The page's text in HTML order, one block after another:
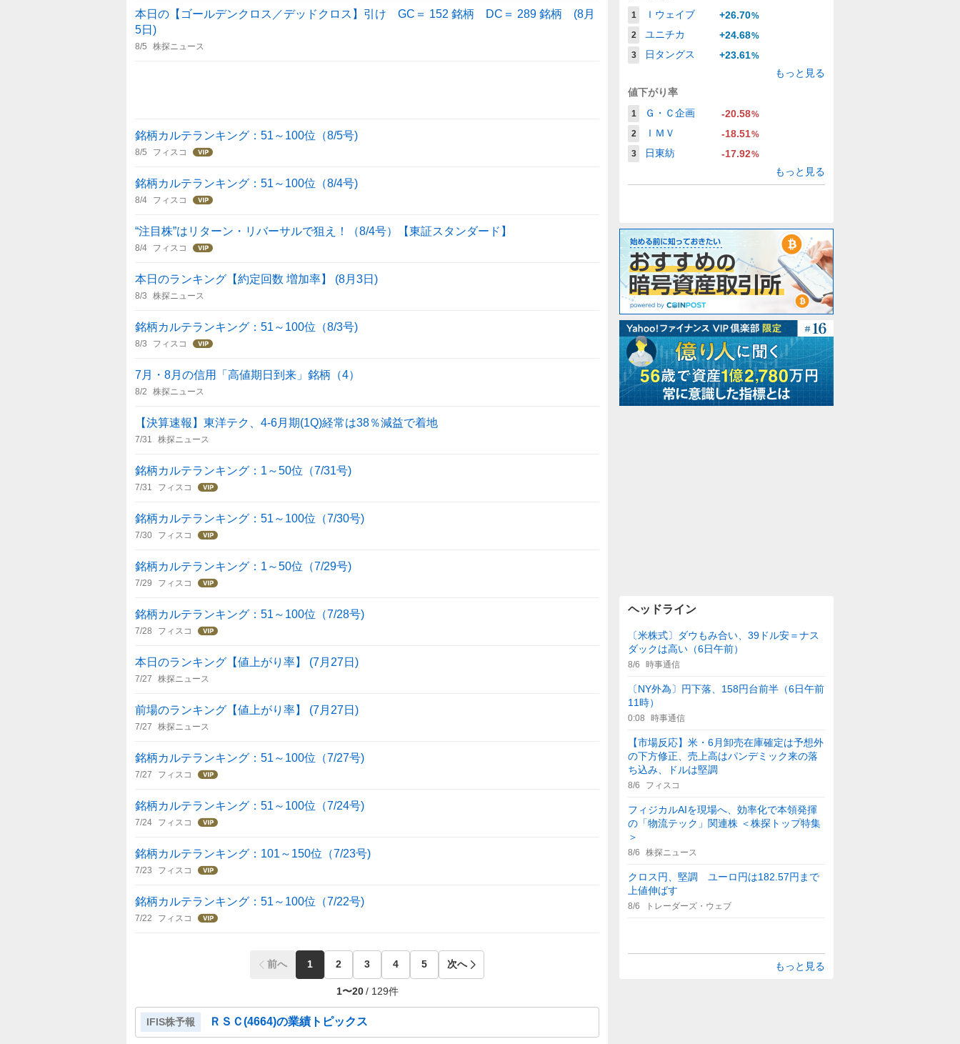
本日の【ゴールデンクロス／デッドクロス】引け GC＝ 152 銘柄 DC＝ 289 銘柄 (8月
5日)
8/5 株探ニュース
銘柄カルテランキング：51～100位（8/5号)
8/5 フィスコ
銘柄カルテランキング：51～100位（8/4号)
8/4 フィスコ
“注目株”はリターン・リバーサルで狙え！（8/4号）【東証スタンダード】
8/4 フィスコ
本日のランキング【約定回数 増加率】 (8月3日)
8/3 株探ニュース
銘柄カルテランキング：51～100位（8/3号)
8/3 フィスコ
7月・8月の信用「高値期日到来」銘柄（4）
8/2 株探ニュース
【決算速報】東洋テク、4-6月期(1Q)経常は38％減益で着地
7/31 株探ニュース
銘柄カルテランキング：1～50位（7/31号)
7/31 フィスコ
銘柄カルテランキング：51～100位（7/30号)
7/30 フィスコ
銘柄カルテランキング：1～50位（7/29号)
7/29 フィスコ
銘柄カルテランキング：51～100位（7/28号)
7/28 フィスコ
本日のランキング【値上がり率】 (7月27日)
7/27 株探ニュース
前場のランキング【値上がり率】 (7月27日)
7/27 株探ニュース
銘柄カルテランキング：51～100位（7/27号)
7/27 フィスコ
銘柄カルテランキング：51～100位（7/24号)
7/24 フィスコ
銘柄カルテランキング：101～150位（7/23号)
7/23 フィスコ
銘柄カルテランキング：51～100位（7/22号)
7/22 フィスコ
前へ 1 2 3 4 5 次へ
1〜20 / 129件
IFIS株予報 ＲＳＣ(4664)の業績トピックス
1 Ｉウェイブ +26.70%
2
ユニチカ +24.68%
3
日タングス +23.61%
もっと見る
値下がり率
1 Ｇ・Ｃ企画 -20.58%
2
ＩＭＶ -18.51%
3
日東紡 -17.92%
もっと見る
ヘッドライン
〔米株式〕ダウもみ合い、39ドル安＝ナス
ダックは高い（6日午前）
8/6 時事通信
〔NY外為〕円下落、158円台前半（6日午前
11時）
0:08 時事通信
【市場反応】米・6月卸売在庫確定は予想外
の下方修正、売上高はパンデミック来の落
ち込み、ドルは堅調
8/6 フィスコ
フィジカルAIを現場へ、効率化で本領発揮
の「物流テック」関連株 ＜株探トップ特集
＞
8/6 株探ニュース
クロス円、堅調 ユーロ円は182.57円まで
上値伸ばす
8/6 トレーダーズ・ウェブ
もっと見る